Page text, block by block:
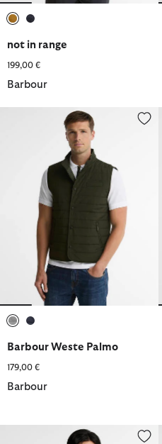
not in range
199,00 €
Barbour
Barbour Weste Palmo
Barbour Weste Palmo
179,00 €
Barbour
Barbour Weste Boddy